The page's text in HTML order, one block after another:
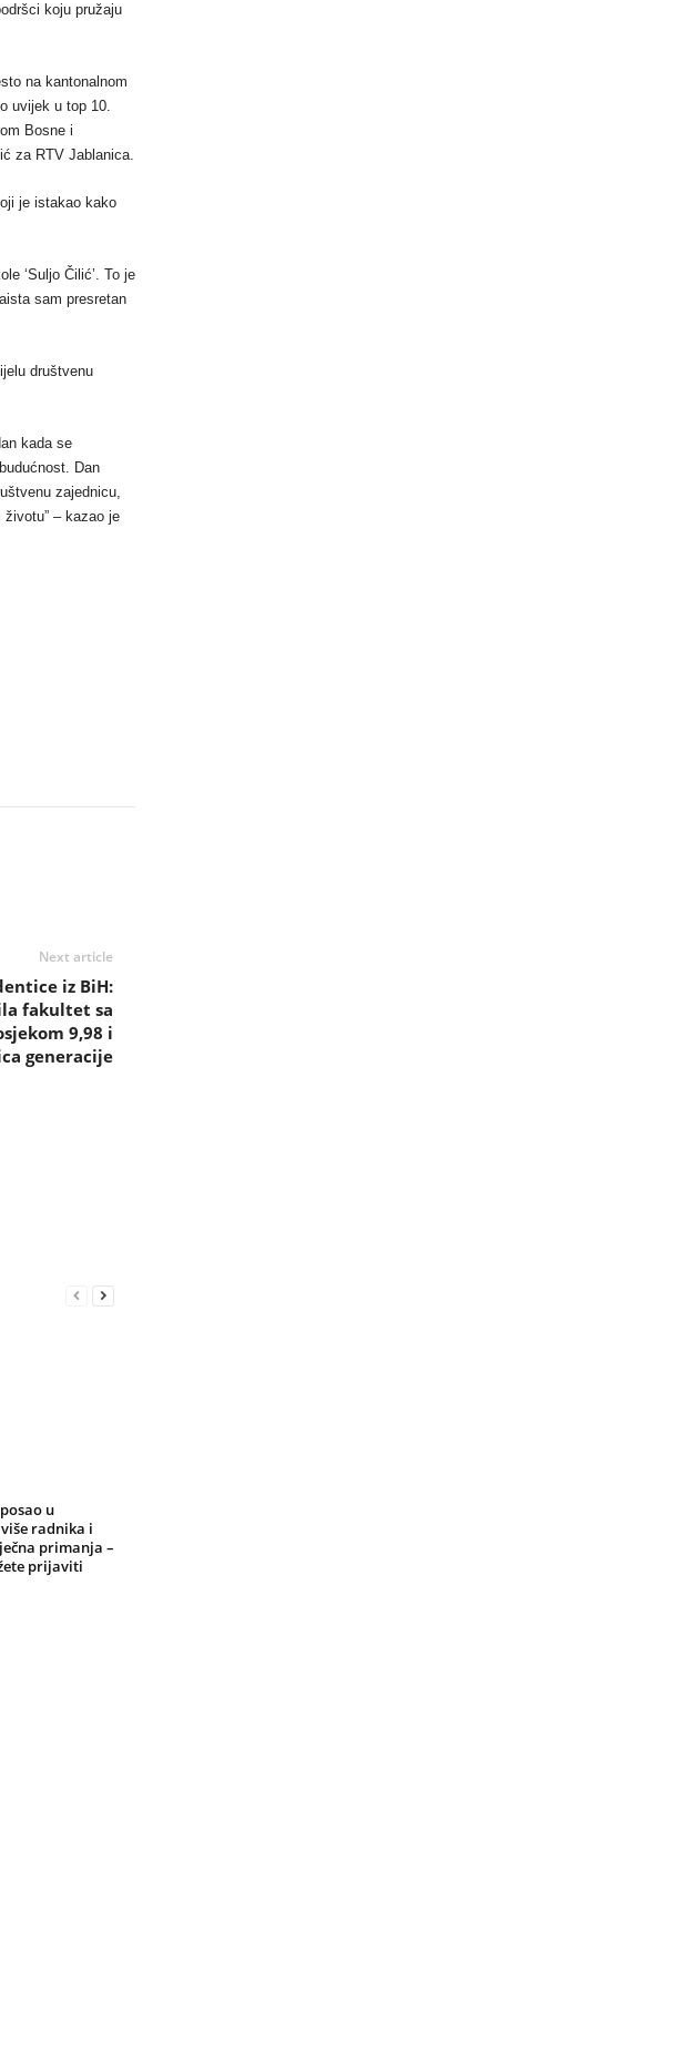
koju pružaju
na kantonalnom
uvijek u top 10.
Bosne i
za RTV Jablanica.
je istakao kako
‘Suljo Čilić’. To je
sam presretan
društvenu
kada se
Dan
zajednicu,
– kazao je
Next article
iz BiH:
fakultet sa
9,98 i
generacije
u
radnika i
primanja –
prijaviti